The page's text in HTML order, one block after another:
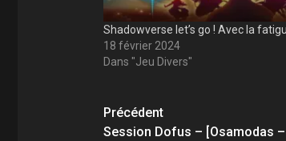
Shadowverse let’s go ! Avec la
18 février 2024
Dans "Jeu Divers"
Navigation
Précédent
Session Dofus – [Osamodas